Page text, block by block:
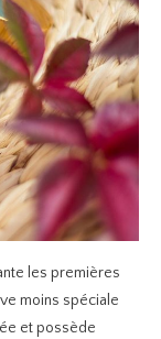
les premières
moins spéciale
et possède